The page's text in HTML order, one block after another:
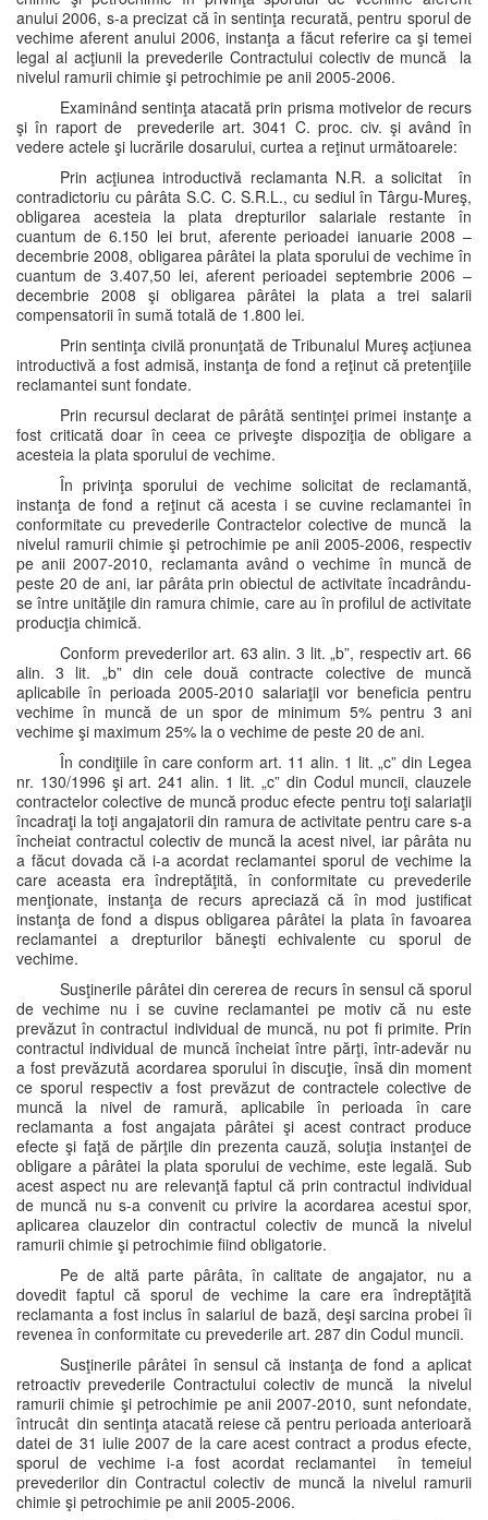
anului 2006, s-a precizat că în sentinţa recurată, pentru sporul de
vechime aferent anului 2006, instanţa a făcut referire ca şi temei
legal al acţiunii la prevederile Contractului colectiv de muncă la
nivelul ramurii chimie şi petrochimie pe anii 2005-2006.
Examinând sentinţa atacată prin prisma motivelor de recurs
şi în raport de prevederile art. 3041 C. proc. civ. şi având în
vedere actele şi lucrările dosarului, curtea a reţinut următoarele:
Prin acţiunea introductivă reclamanta N.R. a solicitat în
contradictoriu cu pârâta S.C. C. S.R.L., cu sediul în Târgu-Mureş,
obligarea acesteia la plata drepturilor salariale restante în
cuantum de 6.150 lei brut, aferente perioadei ianuarie 2008 –
decembrie 2008, obligarea pârâtei la plata sporului de vechime în
cuantum de 3.407,50 lei, aferent perioadei septembrie 2006 –
decembrie 2008 şi obligarea pârâtei la plata a trei salarii
compensatorii în sumă totală de 1.800 lei.
Prin sentinţa civilă pronunţată de Tribunalul Mureş acţiunea
introductivă a fost admisă, instanţa de fond a reţinut că pretenţiile
reclamantei sunt fondate.
Prin recursul declarat de pârâtă sentinţei primei instanţe a
fost criticată doar în ceea ce priveşte dispoziţia de obligare a
acesteia la plata sporului de vechime.
În privinţa sporului de vechime solicitat de reclamantă,
instanţa de fond a reţinut că acesta i se cuvine reclamantei în
conformitate cu prevederile Contractelor colective de muncă la
nivelul ramurii chimie şi petrochimie pe anii 2005-2006, respectiv
pe anii 2007-2010, reclamanta având o vechime în muncă de
peste 20 de ani, iar pârâta prin obiectul de activitate încadrându-
se între unităţile din ramura chimie, care au în profilul de activitate
producţia chimică.
Conform prevederilor art. 63 alin. 3 lit. „b”, respectiv art. 66
alin. 3 lit. „b” din cele două contracte colective de muncă
aplicabile în perioada 2005-2010 salariaţii vor beneficia pentru
vechime în muncă de un spor de minimum 5% pentru 3 ani
vechime şi maximum 25% la o vechime de peste 20 de ani.
În condiţiile în care conform art. 11 alin. 1 lit. „c” din Legea
nr. 130/1996 şi art. 241 alin. 1 lit. „c” din Codul muncii, clauzele
contractelor colective de muncă produc efecte pentru toţi salariaţii
încadraţi la toţi angajatorii din ramura de activitate pentru care s-a
încheiat contractul colectiv de muncă la acest nivel, iar pârâta nu
a făcut dovada că i-a acordat reclamantei sporul de vechime la
care aceasta era îndreptăţită, în conformitate cu prevederile
menţionate, instanţa de recurs apreciază că în mod justificat
instanţa de fond a dispus obligarea pârâtei la plata în favoarea
reclamantei a drepturilor băneşti echivalente cu sporul de
vechime.
Susţinerile pârâtei din cererea de recurs în sensul că sporul
de vechime nu i se cuvine reclamantei pe motiv că nu este
prevăzut în contractul individual de muncă, nu pot fi primite. Prin
contractul individual de muncă încheiat între părţi, într-adevăr nu
a fost prevăzută acordarea sporului în discuţie, însă din moment
ce sporul respectiv a fost prevăzut de contractele colective de
muncă la nivel de ramură, aplicabile în perioada în care
reclamanta a fost angajata pârâtei şi acest contract produce
efecte şi faţă de părţile din prezenta cauză, soluţia instanţei de
obligare a pârâtei la plata sporului de vechime, este legală. Sub
acest aspect nu are relevanţă faptul că prin contractul individual
de muncă nu s-a convenit cu privire la acordarea acestui spor,
aplicarea clauzelor din contractul colectiv de muncă la nivelul
ramurii chimie şi petrochimie fiind obligatorie.
Pe de altă parte pârâta, în calitate de angajator, nu a
dovedit faptul că sporul de vechime la care era îndreptăţită
reclamanta a fost inclus în salariul de bază, deşi sarcina probei îi
revenea în conformitate cu prevederile art. 287 din Codul muncii.
Susţinerile pârâtei în sensul că instanţa de fond a aplicat
retroactiv prevederile Contractului colectiv de muncă la nivelul
ramurii chimie şi petrochimie pe anii 2007-2010, sunt nefondate,
întrucât din sentinţa atacată reiese că pentru perioada anterioară
datei de 31 iulie 2007 de la care acest contract a produs efecte,
sporul de vechime i-a fost acordat reclamantei în temeiul
prevederilor din Contractul colectiv de muncă la nivelul ramurii
chimie şi petrochimie pe anii 2005-2006.